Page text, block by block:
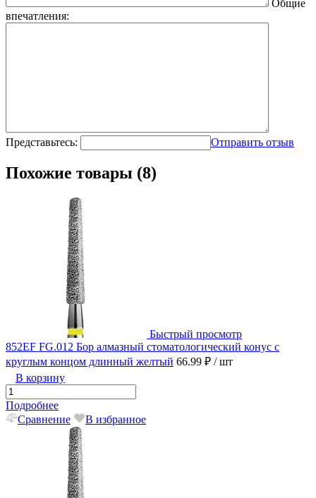
Общие
впечатления:
Представьтесь: Отправить отзыв
Похожие товары (8)
Быстрый просмотр
852EF FG.012 Бор алмазный стоматологический конус с
круглым концом длинный желтый 66.99 ₽ / шт
В корзину
Подробнее
Сравнение
В избранное